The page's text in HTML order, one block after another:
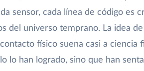
sensor, cada línea de código es
del universo temprano. La idea
físico suena casi a ciencia
lo han logrado, sino que han